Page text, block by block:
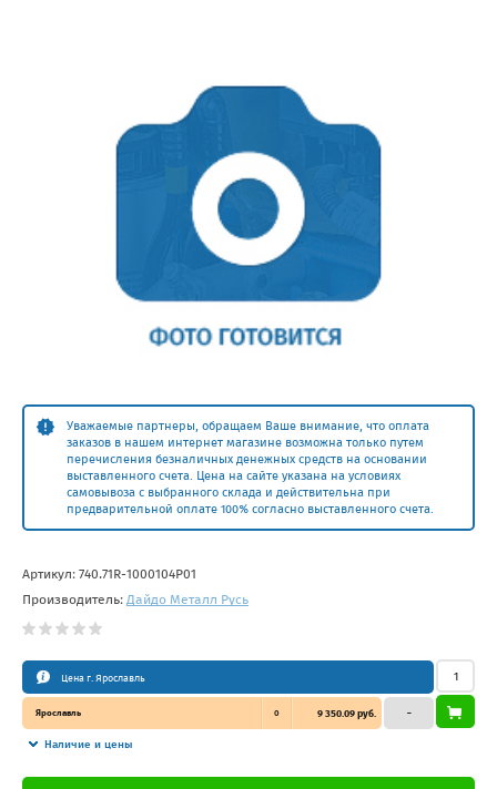
Уважаемые партнеры, обращаем Ваше внимание, что оплата
заказов в нашем интернет магазине возможна только путем
перечисления безналичных денежных средств на основании
выставленного счета. Цена на сайте указана на условиях
самовывоза с выбранного склада и действительна при
предварительной оплате 100% согласно выставленного счета.
Артикул: 740.71R-1000104P01
Производитель: Дайдо Металл Русь
Цена г. Ярославль
Ярославль 0 9 350.09 руб.
Наличие и цены
–